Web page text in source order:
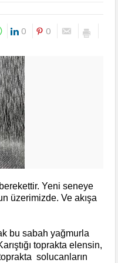
0 0
Yeni seneye
üzerimizde. Ve akışa
bu sabah yağmurla
toprakta elensin,
solucanların